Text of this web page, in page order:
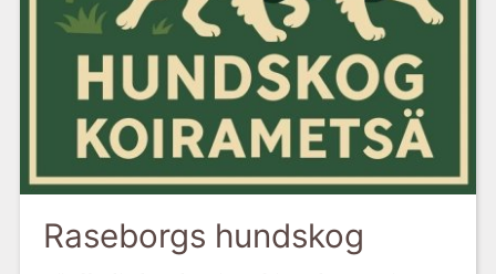
Raseborgs hundskog